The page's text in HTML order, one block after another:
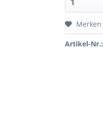
Merken
Artikel-Nr.: